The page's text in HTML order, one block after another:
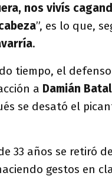
nos vivís
”, es lo que,
.
tiempo, el
a Damián
se desató el
33 años se retiró
gestos en